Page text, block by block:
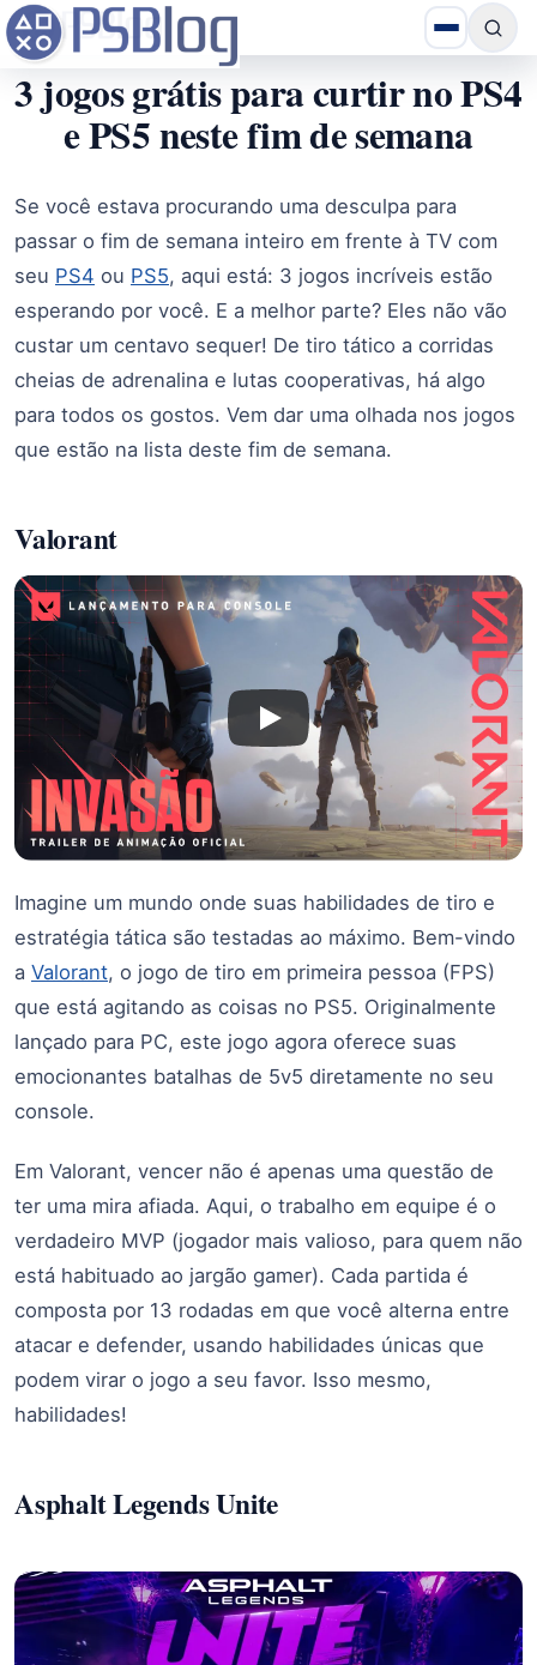
3 jogos grátis para curtir no PS4
e PS5 neste fim de semana
Se você estava procurando uma desculpa para
passar o fim de semana inteiro em frente à TV com
seu PS4 ou PS5, aqui está: 3 jogos incríveis estão
esperando por você. E a melhor parte? Eles não vão
custar um centavo sequer! De tiro tático a corridas
cheias de adrenalina e lutas cooperativas, há algo
para todos os gostos. Vem dar uma olhada nos jogos
que estão na lista deste fim de semana.
Valorant
Imagine um mundo onde suas habilidades de tiro e
estratégia tática são testadas ao máximo. Bem-vindo
a Valorant, o jogo de tiro em primeira pessoa (FPS)
que está agitando as coisas no PS5. Originalmente
lançado para PC, este jogo agora oferece suas
emocionantes batalhas de 5v5 diretamente no seu
console.
Em Valorant, vencer não é apenas uma questão de
ter uma mira afiada. Aqui, o trabalho em equipe é o
verdadeiro MVP (jogador mais valioso, para quem não
está habituado ao jargão gamer). Cada partida é
composta por 13 rodadas em que você alterna entre
atacar e defender, usando habilidades únicas que
podem virar o jogo a seu favor. Isso mesmo,
habilidades!
Asphalt Legends Unite